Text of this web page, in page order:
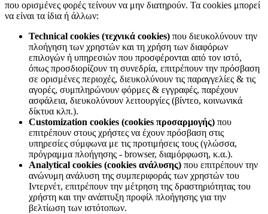
που ορισμένες φορές τείνουν να μην διατηρούν. Τα cookies μπορεί
να είναι τα ίδια ή άλλων:
Technical cookies (τεχνικά cookies) που διευκολύνουν την
πλοήγηση των χρηστών και τη χρήση των διαφόρων
επιλογών ή υπηρεσιών που προσφέρονται από τον ιστό,
όπως προσδιορίζουν τη συνεδρία, επιτρέπουν την πρόσβαση
σε ορισμένες περιοχές, διευκολύνουν τις παραγγελίες & τις
αγορές, συμπληρώνουν φόρμες & εγγραφές, παρέχουν
ασφάλεια, διευκολύνουν λειτουργίες (βίντεο, κοινωνικά
δίκτυα κλπ.).
Customization cookies (cookies προσαρμογής) που
επιτρέπουν στους χρήστες να έχουν πρόσβαση στις
υπηρεσίες σύμφωνα με τις προτιμήσεις τους (γλώσσα,
πρόγραμμα πλοήγησης - browser, διαμόρφωση, κ.α.).
Analytical cookies (cookies ανάλυσης) που επιτρέπουν την
ανώνυμη ανάλυση της συμπεριφοράς των χρηστών του
Ιντερνέτ, επιτρέπουν την μέτρηση της δραστηριότητας του
χρήστη και την ανάπτυξη προφίλ πλοήγησης για την
βελτίωση των ιστότοπων.